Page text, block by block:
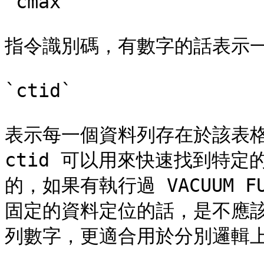
指令識別碼，有數字的話表示
`ctid`
表示每一個資料列存在於該表
ctid 可以用來快速找到特定
的，如果有執行過
固定的資料定位的話，是不應
列數字，更適合用於分別邏輯